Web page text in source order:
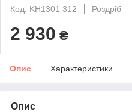
Код: KH1301 312
Роздріб
2 930 ₴
Опис Характеристики
Опис